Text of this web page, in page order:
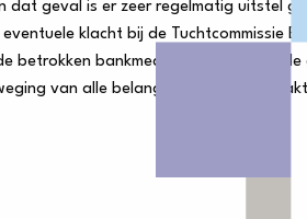
dat geval is er zeer regelmatig uitstel
klacht bij de Tuchtcommissie
betrokken bankmedewerker voldoende
van alle belangen worden